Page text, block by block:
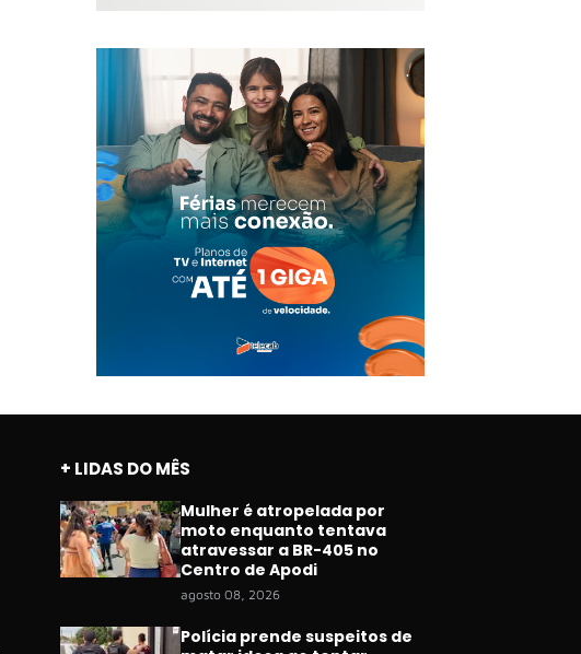
+ LIDAS DO MÊS
Mulher é atropelada por
moto enquanto tentava
atravessar a BR-405 no
Centro de Apodi
agosto 08, 2026
Polícia prende suspeitos de